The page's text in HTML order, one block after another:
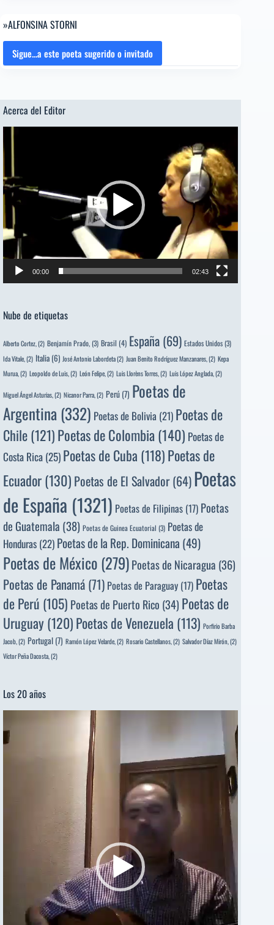
Editor]
Marta
Leonor
»ALFONSINA STORNI
Sigue...a este poeta sugerido o invitado
»ALFONSINA
Acerca del Editor
de
vídeo
00:00 02:43
Nube de etiquetas
Alberto Cortez, (2) Benjamín Prado,(3) Brasil (4) España (69) Estados Unidos(3)
Ida Vitale, (2) Italia (6) José Antonio Labordeta(2) Juan Benito Rodríguez Manzanares, (2) Kepa
Murua, (2) Leopoldo de Luis, (2) León Felipe, (2) Luis Llorèns Torres, (2) Luis López Anglada, (2)
Miguel Ángel Asturias, (2) Nicanor Parra, (2) Perú (7) Poetas de
Argentina (332) Poetas de Bolivia (21) Poetas de
Chile(121)Poetas de Colombia(140) Poetas de
Costa Rica(25)Poetas de Cuba (118)Poetas de
Ecuador(130) Poetas de El Salvador(64)Poetas
de España (1321) Poetas de Filipinas (17) Poetas
de Guatemala (38) Poetas de Guinea Ecuatorial (3) Poetas de
Honduras (22) Poetas de la Rep. Dominicana (49)
Poetas de México(279)Poetas de Nicaragua (36)
Poetas de Panamá (71) Poetas de Paraguay (17) Poetas
de Perú (105) Poetas de Puerto Rico (34) Poetas de
Uruguay(120)Poetas de Venezuela (113) Porfirio Barba
Jacob, (2) Portugal (7) Ramón López Velarde, (2) Rosario Castellanos, (2) Salvador Díaz Mirón, (2)
Víctor Peña Dacosta, (2)
Los 20 años
de
vídeo